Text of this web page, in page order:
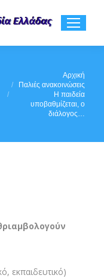
Αρχική
Παλιές ανακοινώσεις
Η παιδεία
υποβαθμίζεται, ο
διάλογος…
εκπαιδευτικό)